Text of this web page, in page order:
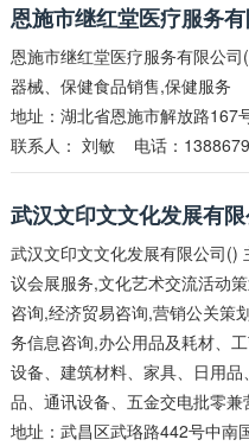
恩施市继红堂医疗服务
恩施市继红堂医疗服务有限公
器械、保健食品销售,保健服务
地址：湖北省恩施市解放路167
联系人： 刘敏 电话：
武汉文印文文化发展有
武汉文印文文化发展有限公司()
议会展服务,文化艺术交流活动
咨询,经济贸易咨询,营销公关策
务信息咨询,办公用品及耗材、
设备、建筑材料、家具、日用
品、通讯设备、五金交电批零兼
地址：武昌区武珞路442号中南